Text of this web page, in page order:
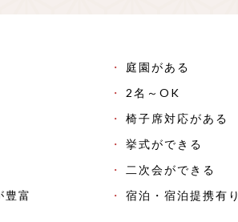
庭園がある
2名～OK
椅子席対応がある
挙式ができる
二次会ができる
豊富
宿泊・宿泊提携有り